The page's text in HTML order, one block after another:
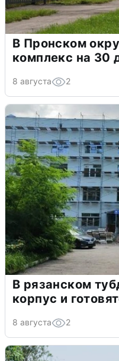
В Пронском
комплекс на 30
8 августа 2
В рязанском
корпус и
8 августа 2